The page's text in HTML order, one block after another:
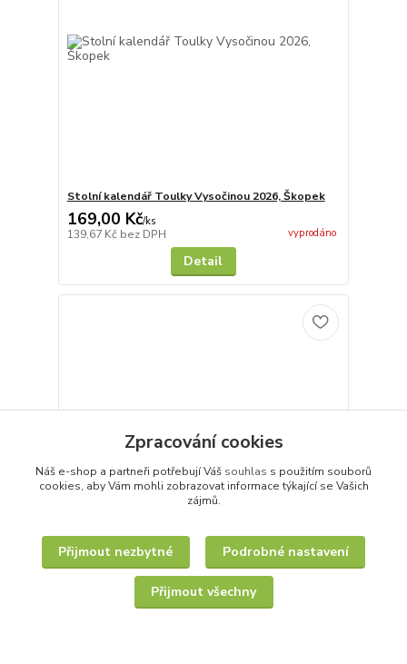
Stolní kalendář Toulky Vysočinou 2026, Škopek
169,00 Kč/ks
139,67 Kč bez DPH vyprodáno
Detail
Stříbřenka 100g II. JAKOST
/ks
Zpracování cookies
Náš e-shop a partneři potřebují Váš souhlas s použitím souborů
cookies, aby Vám mohli zobrazovat informace týkající se Vašich
zájmů.
Přijmout nezbytné Podrobné nastavení
Přijmout všechny